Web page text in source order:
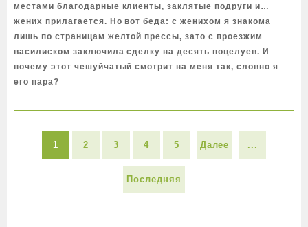
местами благодарные клиенты, заклятые подруги и…
жених прилагается. Но вот беда: с женихом я знакома
лишь по страницам желтой прессы, зато с проезжим
василиском заключила сделку на десять поцелуев. И
почему этот чешуйчатый смотрит на меня так, словно я
его пара?
1 2 3 4 5 Далее ...
Последняя